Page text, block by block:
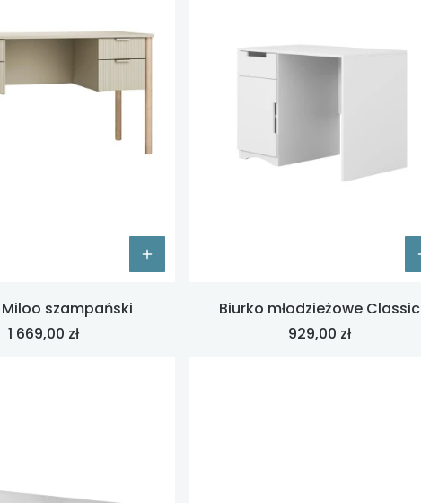
szampański
Cena
1 669,00 zł
Biurko młodzieżowe Classic
Cena
929,00 zł